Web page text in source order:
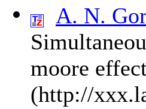
A. N.
moore
(http://